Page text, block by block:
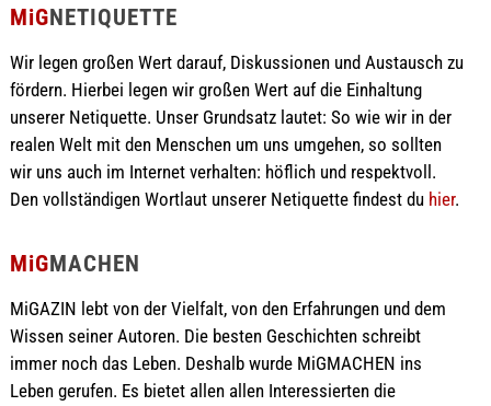
MiGNETIQUETTE
Wir legen großen Wert darauf, Diskussionen und Austausch zu
fördern. Hierbei legen wir großen Wert auf die Einhaltung
unserer Netiquette. Unser Grundsatz lautet: So wie wir in der
realen Welt mit den Menschen um uns umgehen, so sollten
wir uns auch im Internet verhalten: höflich und respektvoll.
Den vollständigen Wortlaut unserer Netiquette findest du hier.
MiGMACHEN
MiGAZIN lebt von der Vielfalt, von den Erfahrungen und dem
Wissen seiner Autoren. Die besten Geschichten schreibt
immer noch das Leben. Deshalb wurde MiGMACHEN ins
Leben gerufen. Es bietet allen allen Interessierten die